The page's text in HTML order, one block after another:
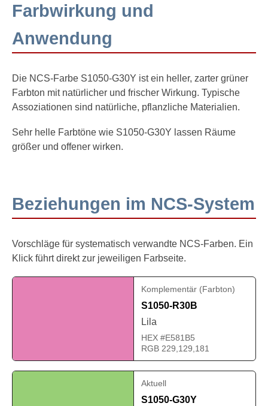
Farbwirkung und
Anwendung
Die NCS-Farbe S1050-G30Y ist ein heller, zarter grüner
Farbton mit natürlicher und frischer Wirkung. Typische
Assoziationen sind natürliche, pflanzliche Materialien.
Sehr helle Farbtöne wie S1050-G30Y lassen Räume
größer und offener wirken.
Beziehungen im NCS-System
Vorschläge für systematisch verwandte NCS-Farben. Ein
Klick führt direkt zur jeweiligen Farbseite.
Komplementär (Farbton)
S1050-R30B
Lila
HEX #E581B5
RGB 229,129,181
Aktuell
S1050-G30Y